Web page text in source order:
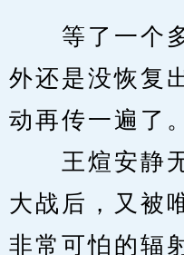
等了一个多
外还是没恢复
动再传一遍了。
王煊安静无
大战后，又被
非常可怕的辐